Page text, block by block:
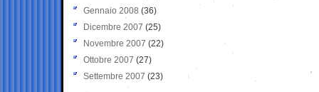
Gennaio 2008 (36)
Dicembre 2007 (25)
Novembre 2007 (22)
Ottobre 2007 (27)
Settembre 2007 (23)